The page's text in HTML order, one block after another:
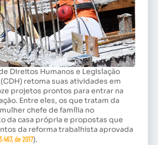
Direitos Humanos e Legislação
retoma suas atividades em
projetos prontos para entrar na
Entre eles, os que tratam da
chefe de família no
da casa própria e propostas que
da reforma trabalhista aprovada
de 2017).